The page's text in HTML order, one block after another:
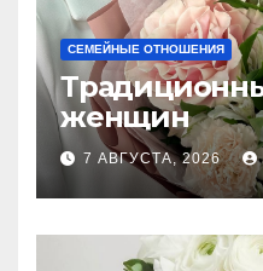
СЕМЕЙНЫЕ ОТНОШЕНИЯ
женщин
7 АВГУСТА, 2026